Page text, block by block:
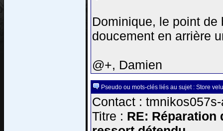
Dominique, le point
doucement en arrière
@+, Damien
Pseudo ou mots-clés liés au sujet : Store
Contact :
Titre : RE: Réparation